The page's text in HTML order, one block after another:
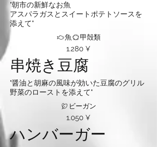
"朝市の新鮮なお魚
アスパラガスとスイートポテトソースを
添えて"
1.280 ¥
魚 甲殻類
串焼き豆腐
"醤油と胡麻の風味が効いた豆腐のグリル
野菜のローストを添えて"
1.050 ¥
ビーガン
ハンバーガー